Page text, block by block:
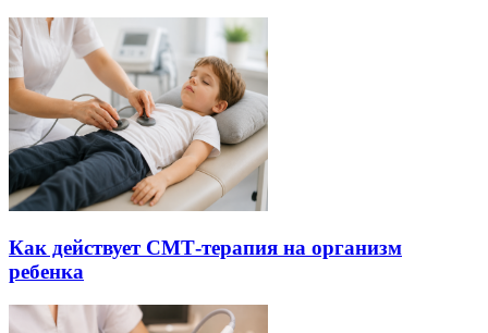
Как действует СМТ-терапия на организм
ребенка